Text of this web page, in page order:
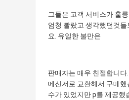
그들은 고객 서비스가 훌
엄청 빨랐고 생각했던것들
요. 유일한 불만은
판매자는 매우 친절합니다
메신저로 교환해서 구매했
수가 있었지만 p를 제공했